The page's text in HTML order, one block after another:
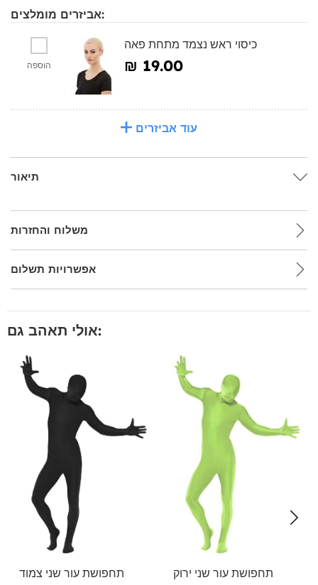
אביזרים מומלצים:
הוספה
כיסוי ראש נצמד מתחת פאה
₪‎ 19.00
עוד אביזרים
תיאור
משלוח והחזרות
אפשרויות תשלום
אולי תאהב גם:
תחפושת עור שני צמוד
תחפושת עור שני ירוק